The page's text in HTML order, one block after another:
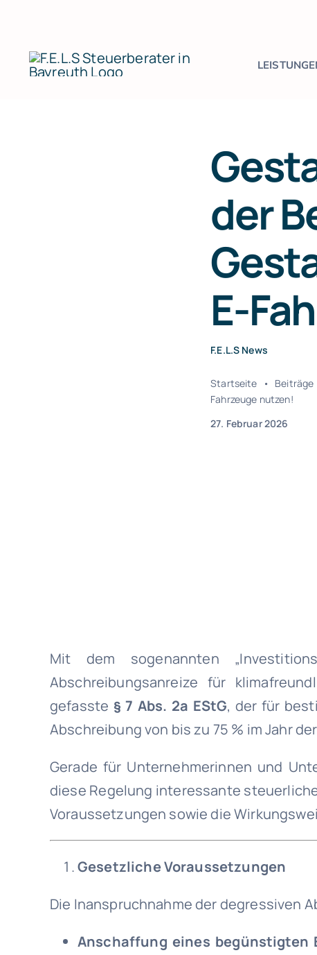
springen
der
E-
F.E.L.S News
Startseite • Beiträge
Fahrzeuge nutzen!
27. Februar 2026
Mit dem sogenannten
Abschreibungsanreize für
gefasste § 7 Abs. 2a EStG, der für
Abschreibung von bis zu 75 % im Jahr
Gerade für Unternehmerinnen und
diese Regelung interessante
Voraussetzungen sowie die
Gesetzliche Voraussetzungen
Die Inanspruchnahme der degressiven
Anschaffung eines begünstigten